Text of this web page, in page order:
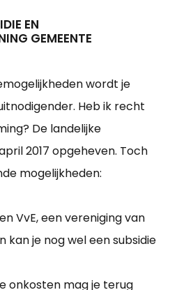
EN
GEMEENTE
wordt je
Heb ik recht
De landelijke
2017 opgeheven. Toch
mogelijkheden:
VvE, een vereniging van
kan je nog wel een subsidie
onkosten mag je terug